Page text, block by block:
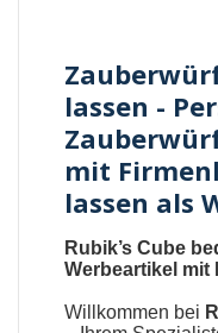
lassen -
mit
lassen als
Rubik’s Cube
Werbeartikel mit
Willkommen bei